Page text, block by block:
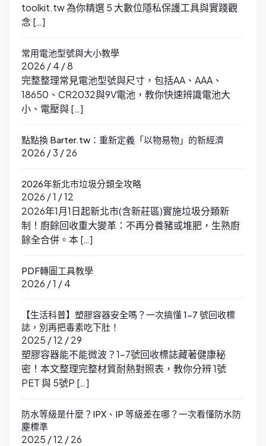
toolkit.tw 為你精選 5 大數位隱私保護工具與實踐觀
念 […]
常用電池型號與大小教學
2026 / 4 / 8
完整整理常見電池型號與尺寸，包括AA、AAA、
18650、CR2032與9V電池，教你快速辨識電池大
小、電壓與 […]
點點換 Barter.tw：重新定義「以物易物」的新經濟
2026 / 3 / 26
2026年新北市垃圾分類全攻略
2026 / 1 / 12
2026年1月1日起新北市(含新莊區)實施垃圾分類新
制！廚餘回收重大變革：不再分養豬或堆肥，生熟廚
餘全合併。本 […]
PDF轉圖工具教學
2026 / 1 / 4
【生活科普】塑膠容器安全嗎？一次搞懂 1-7 號回收標
誌，別再把毒素吃下肚！
2025 / 12 / 29
塑膠容器能不能微波？1-7號回收標誌藏著健康秘
密！本文整理完整材質耐熱對照表，教你分辨 1號
PET 與 5號P […]
防水等級是什麼？IPX、IP 等級差在哪？一次看懂防水防
塵標準
2025 / 12 / 26